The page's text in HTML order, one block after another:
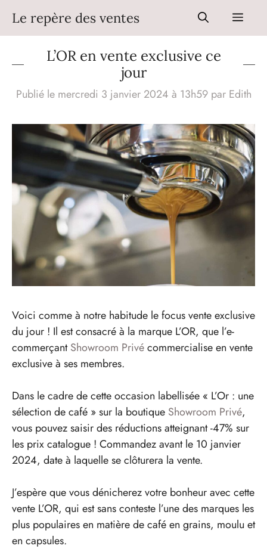
contenu
Le repère des ventes Menu
L’OR en vente exclusive ce
jour
Publié le mercredi 3 janvier 2024 à 13h59 par Edith
Voici comme à notre habitude le focus vente exclusive
du jour ! Il est consacré à la marque L’OR, que l’e-
commerçantShowroom Privécommercialise en vente
exclusive à ses membres.
Dans le cadre de cette occasion labellisée « L’Or : une
sélection de café » sur la boutique Showroom Privé,
vous pouvez saisir des réductions atteignant -47% sur
les prix catalogue ! Commandez avant le 10 janvier
2024, date à laquelle se clôturera la vente.
J’espère que vous dénicherez votre bonheur avec cette
vente L’OR, qui est sans conteste l’une des marques les
plus populaires en matière de café en grains, moulu et
en capsules.